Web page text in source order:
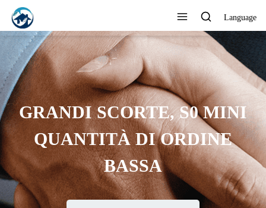
Language
GRANDI SCORTE, S0 MINI
QUANTITÀ DI ORDINE
BASSA